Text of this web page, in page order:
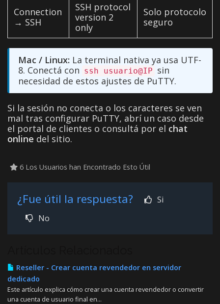
Connection
→ SSH
SSH protocol
version 2
only
Solo protocolo
seguro
Mac / Linux: La terminal nativa ya usa UTF-
8. Conectá con ssh usuario@IP sin
necesidad de estos ajustes de PuTTY.
Si la sesión no conecta o los caracteres se ven
mal tras configurar PuTTY, abrí un caso desde
el portal de clientes o consultá por el chat
online del sitio.
6 Los Usuarios han Encontrado Esto Útil
¿Fue útil la respuesta?
Si
No
Reseller - Crear cuenta revendedor en servidor
dedicado
Este artículo explica cómo crear una cuenta revendedor o convertir
una cuenta de usuario final en...